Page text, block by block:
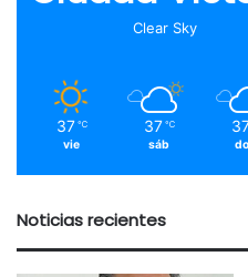
Clear Sky
37 ℃
vie
37 ℃
sáb
Noticias recientes